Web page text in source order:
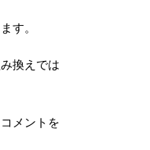
す。
換えでは
メントを